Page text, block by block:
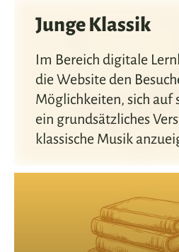
Junge Klassik
Im Bereich digitale
die Website den
Möglichkeiten, sich auf
ein grundsätzliches
klassische Musik